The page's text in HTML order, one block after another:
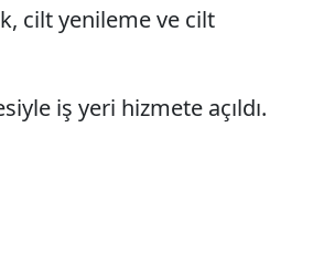
cilt yenileme ve cilt
iş yeri hizmete açıldı.